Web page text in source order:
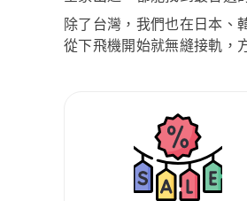
除了台灣，我們也在日本、
從下飛機開始就無縫接軌，